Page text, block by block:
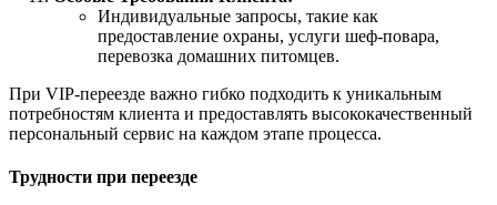
Индивидуальные запросы, такие как
предоставление охраны, услуги шеф-повара,
перевозка домашних питомцев.
При VIP-переезде важно гибко подходить к уникальным
потребностям клиента и предоставлять высококачественный
персональный сервис на каждом этапе процесса.
Трудности при переезде